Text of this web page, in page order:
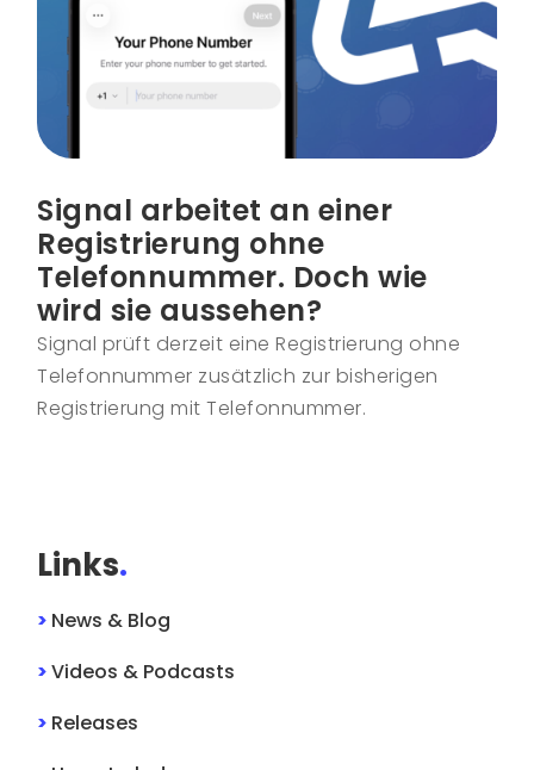
Signal arbeitet an einer
Registrierung ohne
Telefonnummer. Doch wie
wird sie aussehen?
Signal prüft derzeit eine Registrierung ohne
Telefonnummer zusätzlich zur bisherigen
Registrierung mit Telefonnummer.
Links.
> News & Blog
>Videos & Podcasts
> Releases